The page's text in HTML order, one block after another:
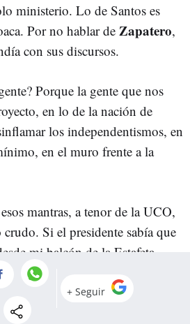
ministerio. Lo de Santos es
Por no hablar de Zapatero,
con sus discursos.
Porque la gente que nos
en lo de la nación de
los independentismos, en
en el muro frente a la
mantras, a tenor de la UCO,
Si el presidente sabía que
mi balcón de la Estafeta,
de ninguna trama?
yo siempre, es un juego.